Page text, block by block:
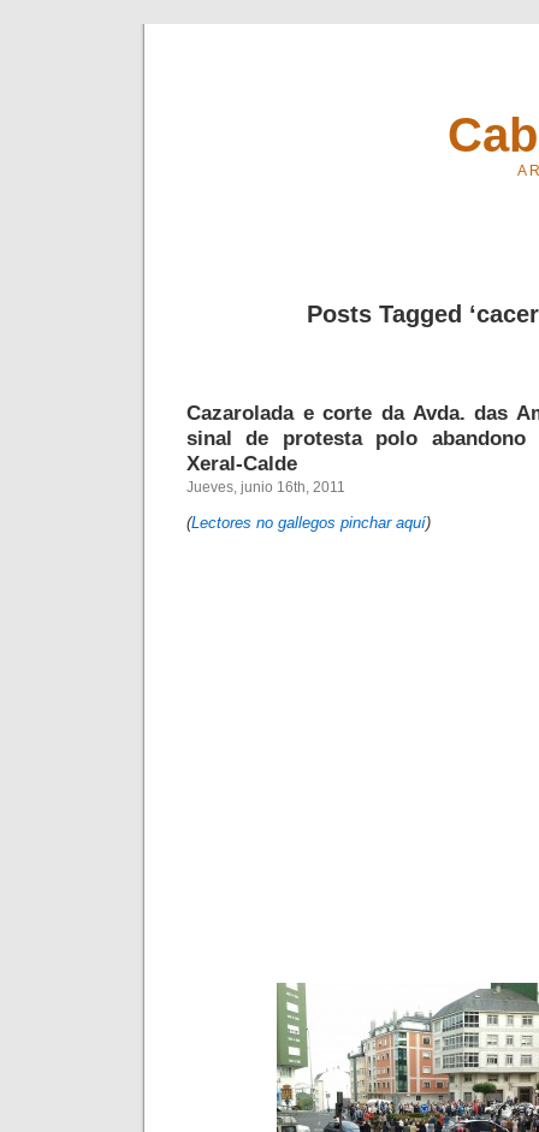
A
Posts Tagged
Cazarolada e corte da Avda. das
sinal de protesta polo
Xeral-Calde
Jueves, junio 16th, 2011
(Lectores no gallegos pinchar aquí)